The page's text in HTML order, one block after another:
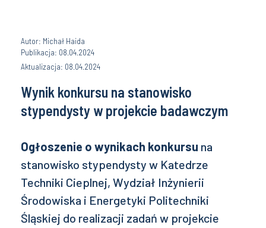
Autor: Michał Haida
Publikacja: 08.04.2024
Aktualizacja: 08.04.2024
Wynik konkursu na stanowisko
stypendysty w projekcie badawczym
Ogłoszenie o wynikach konkursu na
stanowisko stypendysty w Katedrze
Techniki Cieplnej, Wydział Inżynierii
Środowiska i Energetyki Politechniki
Śląskiej do realizacji zadań w projekcie